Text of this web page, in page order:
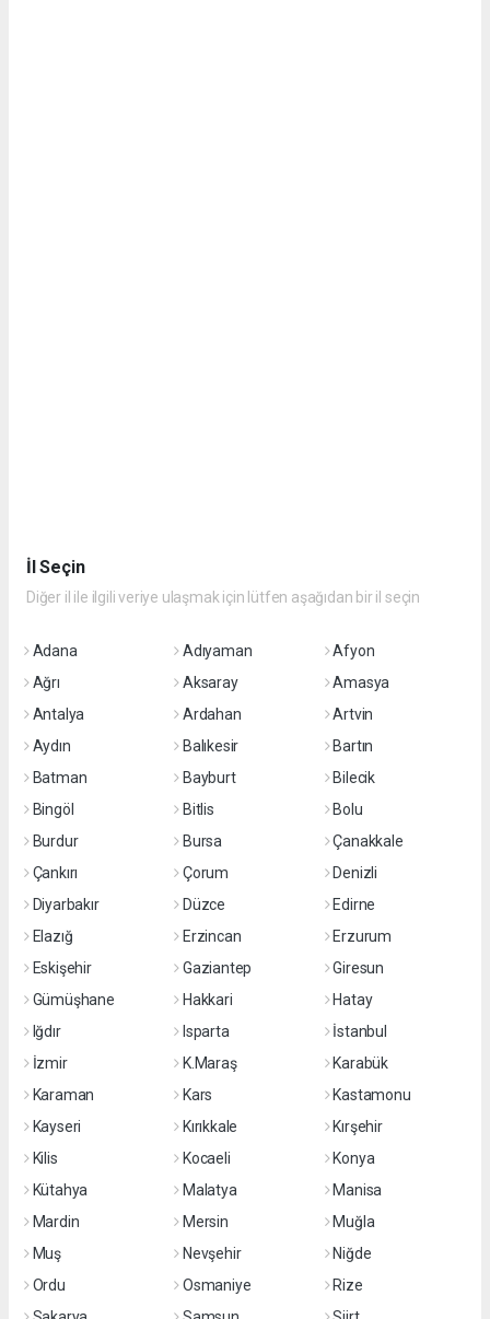
İl Seçin
Diğer il ile ilgili veriye ulaşmak için lütfen aşağıdan bir il seçin
Adana Adıyaman
Afyon
Ağrı
Aksaray
Amasya
Antalya
Ardahan
Artvin
Aydın
Balıkesir
Bartın
Batman
Bayburt
Bilecik
Bingöl
Bitlis
Bolu
Burdur
Bursa
Çanakkale
Çankırı
Çorum
Denizli
Diyarbakır
Düzce
Edirne
Elazığ
Erzincan
Erzurum
Eskişehir
Gaziantep
Giresun
Gümüşhane
Hakkari
Hatay
Iğdır
Isparta
İstanbul
İzmir
K.Maraş
Karabük
Karaman
Kars
Kastamonu
Kayseri
Kırıkkale
Kırşehir
Kilis
Kocaeli
Konya
Kütahya
Malatya
Manisa
Mardin
Mersin
Muğla
Muş
Nevşehir
Niğde
Ordu
Osmaniye
Rize